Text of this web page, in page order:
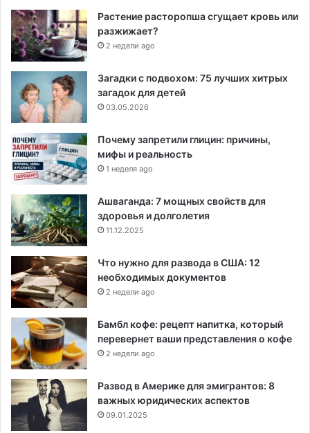
Растение расторопша сгущает кровь или
разжижает?
2 недели ago
Загадки с подвохом: 75 лучших хитрых
загадок для детей
03.05.2026
Почему запретили глицин: причины,
мифы и реальность
1 неделя ago
Ашваганда: 7 мощных свойств для
здоровья и долголетия
11.12.2025
Что нужно для развода в США: 12
необходимых документов
2 недели ago
Бамбл кофе: рецепт напитка, который
перевернет ваши представления о кофе
2 недели ago
Развод в Америке для эмигрантов: 8
важных юридических аспектов
09.01.2025